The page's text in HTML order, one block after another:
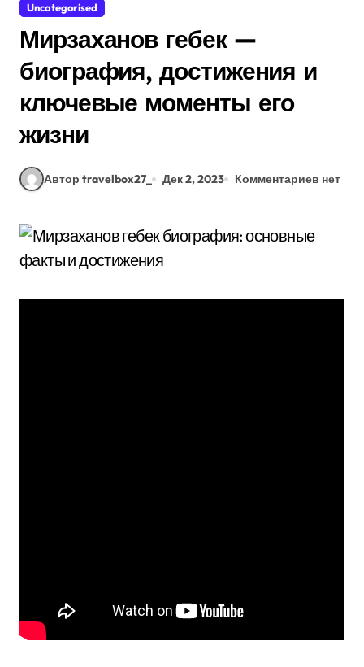
Uncategorised
Мирзаханов гебек —
биография, достижения и
ключевые моменты его
жизни
Автор travelbox27_ Дек 2, 2023 Комментариев нет